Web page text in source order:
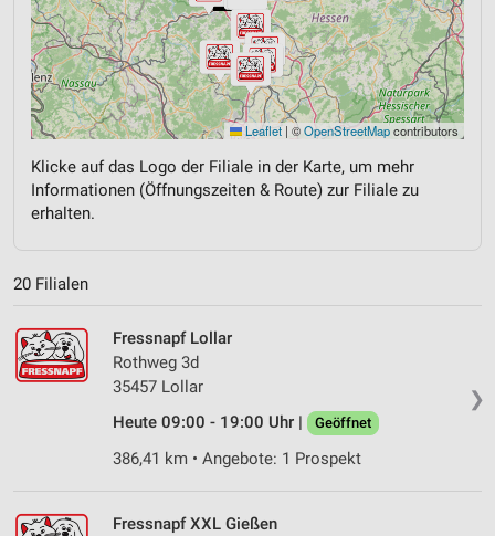
Leaflet | ©OpenStreetMapcontributors
Klicke auf das Logo der Filiale in der Karte, um mehr
Informationen (Öffnungszeiten & Route) zur Filiale zu
erhalten.
20 Filialen
❯
Fressnapf Lollar
Rothweg 3d
35457 Lollar
Heute 09:00 - 19:00 Uhr |
Geöffnet
386,41 km • Angebote: 1 Prospekt
Fressnapf XXL Gießen